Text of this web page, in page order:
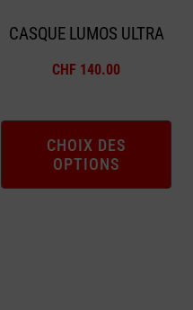
CASQUE LUMOS ULTRA
CHF 140.00
CHOIX DES
OPTIONS
être
produit